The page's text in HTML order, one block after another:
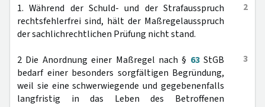
2
1. Während der Schuld- und der Strafausspruch
rechtsfehlerfrei sind, hält der Maßregelausspruch
der sachlichrechtlichen Prüfung nicht stand.
3
2 Die Anordnung einer Maßregel nach § 63StGB
bedarf einer besonders sorgfältigen Begründung,
weil sie eine schwerwiegende und gegebenenfalls
langfristig in das Leben des Betroffenen